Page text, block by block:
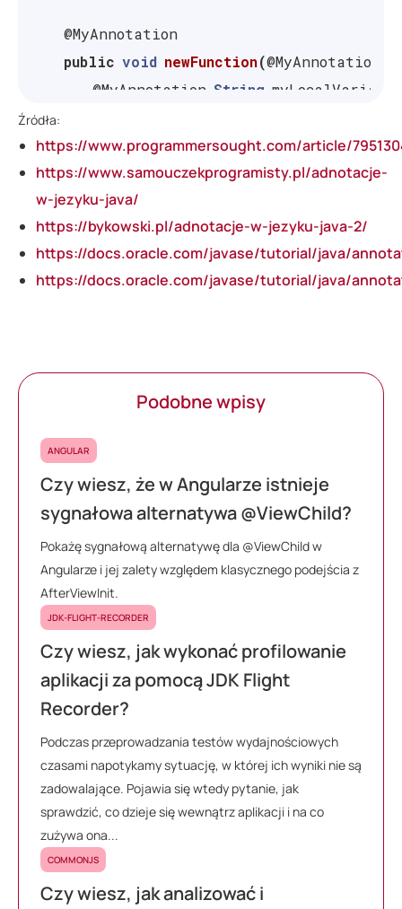
@MyAnnotation
public void newFunction(@MyAnnotation
@MyAnnotation String
}
Źródła:
https://www.programmersought.com/article/
https://www.samouczekprogramisty.pl/adnotacje-
w-jezyku-java/
https://bykowski.pl/adnotacje-w-jezyku-java-2/
https://docs.oracle.com/javase/tutorial/java/
https://docs.oracle.com/javase/tutorial/java/
Podobne wpisy
ANGULAR
Czy wiesz, że w Angularze istnieje
sygnałowa alternatywa @ViewChild?
Pokażę sygnałową alternatywę dla @ViewChild w
Angularze i jej zalety względem klasycznego podejścia z
AfterViewInit.
JDK-FLIGHT-RECORDER
Czy wiesz, jak wykonać profilowanie
aplikacji za pomocą JDK Flight
Recorder?
Podczas przeprowadzania testów wydajnościowych
czasami napotykamy sytuację, w której ich wyniki nie są
zadowalające. Pojawia się wtedy pytanie, jak
sprawdzić, co dzieje się wewnątrz aplikacji i na co
zużywa ona...
COMMONJS
Czy wiesz, jak analizować i